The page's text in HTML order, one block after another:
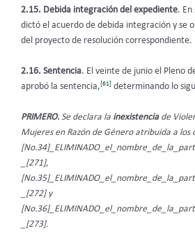
2.15. Debida integración del expediente. En
dictó el acuerdo de debida integración y se
del proyecto de resolución correspondiente.
2.16. Sentencia. El veinte de junio el Pleno
aprobó la sentencia,[61] determinando lo
PRIMERO.Se declara la inexistenciade
Mujeres en Razón de Género atribuida a los
_[271],
_[272] y
_[273].